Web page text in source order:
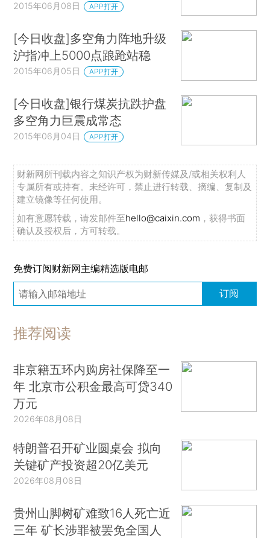
2015年06月08日 APP打开
[今日收盘]多空角力阵地升级
沪指冲上5000点踉跄站稳
2015年06月05日 APP打开
[今日收盘]银行煤炭抗跌护盘
多空角力巨震成常态
2015年06月04日 APP打开
财新网所刊载内容之知识产权为财新传媒及/或相关权利人
专属所有或持有。未经许可，禁止进行转载、摘编、复制及
建立镜像等任何使用。
如有意愿转载，请发邮件至hello@caixin.com ，获得书面
确认及授权后，方可转载。
免费订阅财新网主编精选版电邮
订阅
推荐阅读
非京籍五环内购房社保降至一
年 北京市公积金最高可贷340
万元
2026年08月08日
特朗普召开矿业圆桌会 拟向
关键矿产投资超20亿美元
2026年08月08日
贵州山脚树矿难致16人死亡近
三年 矿长涉罪被罢免全国人